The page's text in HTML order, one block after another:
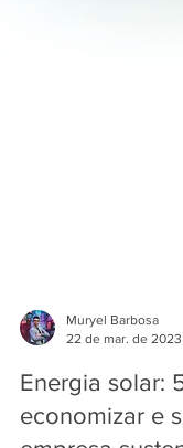
Muryel Barbosa
22 de mar. de 2023